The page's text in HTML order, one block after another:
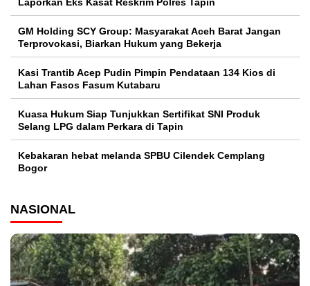
GM Holding SCY Group: Masyarakat Aceh Barat Jangan
Terprovokasi, Biarkan Hukum yang Bekerja
Kasi Trantib Acep Pudin Pimpin Pendataan 134 Kios di
Lahan Fasos Fasum Kutabaru
Kuasa Hukum Siap Tunjukkan Sertifikat SNI Produk
Selang LPG dalam Perkara di Tapin
Kebakaran hebat melanda SPBU Cilendek Cemplang
Bogor
NASIONAL